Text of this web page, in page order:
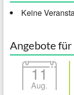
Keine
Angebote
11
Aug.